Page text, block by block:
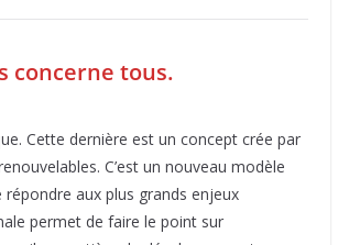
concerne tous.
Cette dernière est un concept crée par
C’est un nouveau modèle
aux plus grands enjeux
permet de faire le point sur